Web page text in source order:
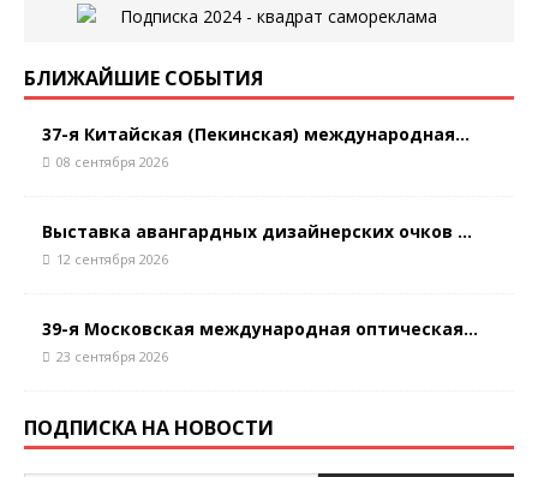
БЛИЖАЙШИЕ СОБЫТИЯ
37-я Китайская (Пекинская) международная...
08 сентября 2026
Выставка авангардных дизайнерских очков ...
12 сентября 2026
39-я Московская международная оптическая...
23 сентября 2026
ПОДПИСКА НА НОВОСТИ